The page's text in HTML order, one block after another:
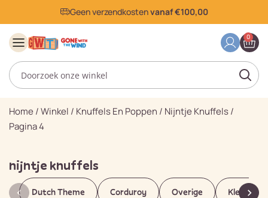
Geen verzendkostenvanaf €100,00
0
Home /Winkel / Knuffels En Poppen / Nijntje Knuffels/
Pagina 4
nijntje knuffels
Dutch Theme Corduroy Overige Kleding